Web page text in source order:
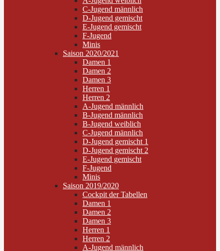
C-Jugend männlich
D-Jugend gemischt
E-Jugend gemischt
F-Jugend
Minis
Saison 2020/2021
Damen 1
Damen 2
Damen 3
Herren 1
Herren 2
A-Jugend männlich
B-Jugend männlich
B-Jugend weiblich
C-Jugend männlich
D-Jugend gemischt 1
D-Jugend gemischt 2
E-Jugend gemischt
F-Jugend
Minis
Saison 2019/2020
Cockpit der Tabellen
Damen 1
Damen 2
Damen 3
Herren 1
Herren 2
A-Jugend männlich